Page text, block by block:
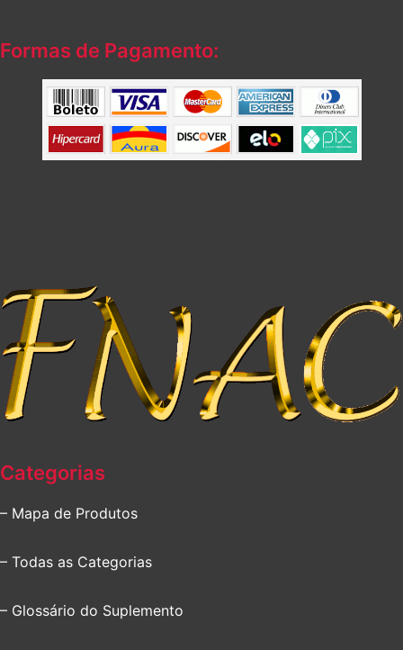
Formas de Pagamento:
Categorias
– Mapa de Produtos
– Todas as Categorias
– Glossário do Suplemento